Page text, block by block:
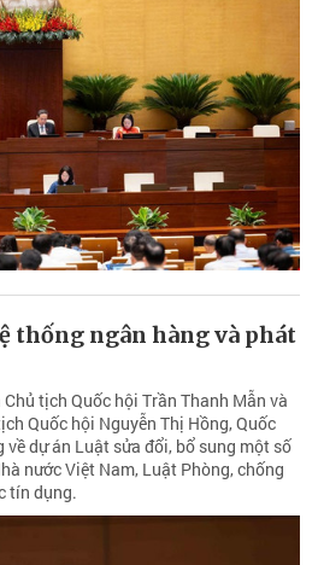
thống ngân hàng và phát
tịch Quốc hội Trần Thanh Mẫn và
Quốc hội Nguyễn Thị Hồng, Quốc
dự án Luật sửa đổi, bổ sung một số
nước Việt Nam, Luật Phòng, chống
tín dụng.